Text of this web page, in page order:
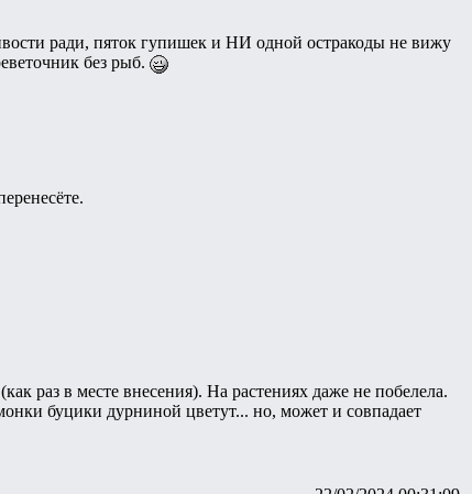
ради, пяток гупишек и НИ одной остракоды не вижу
без рыб.
раз в месте внесения). На растениях даже не побелела.
буцики дурниной цветут... но, может и совпадает